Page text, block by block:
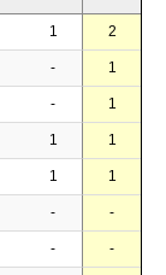
1 2
- 1
- 1
1 1
1 1
- -
- -